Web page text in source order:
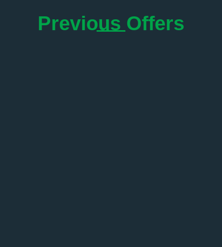
Previous Offers